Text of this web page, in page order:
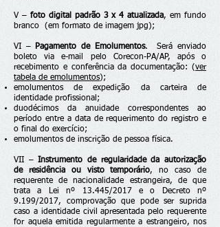
V – foto digital padrão 3 x 4 atualizada, em fundo
branco (em formato de imagem jpg);
VI – Pagamento de Emolumentos. Será enviado
boleto via e-mail pelo Corecon-PA/AP, após o
recebimento e conferência da documentação: (ver
tabela de emolumentos);
emolumentos de expedição da carteira de
identidade profissional;
duodécimos da anuidade correspondentes ao
período entre a data de requerimento do registro e
o final do exercício;
emolumentos de inscrição de pessoa física.
VII –Instrumento de regularidade da autorização
de residência ou visto temporário, no caso de
requerente de nacionalidade estrangeira, de que
trata a Lei nº 13.445/2017 e o Decreto nº
9.199/2017, comprovação que pode ser suprida
caso a identidade civil apresentada pelo requerente
for aquela emitida regularmente a estrangeiro, nos